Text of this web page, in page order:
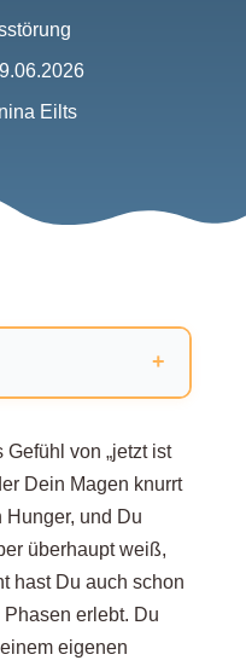
Eilts
+
ist
Leptin als zentrale
Leptin?
von „jetzt ist
Dein Magen knurrt
Hunger, und Du
überhaupt weiß,
hast Du auch schon
erlebt. Du
eigenen